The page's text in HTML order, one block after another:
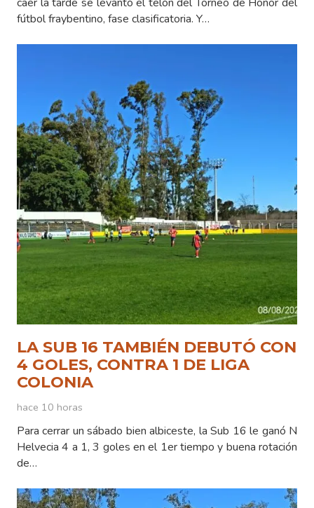
fútbol fraybentino, fase clasificatoria. Y…
LA SUB 16 TAMBIÉN DEBUTÓ CON
4 GOLES, CONTRA 1 DE LIGA
COLONIA
hace 10 horas
Para cerrar un sábado bien albiceste, la Sub 16 le ganó N
Helvecia 4 a 1, 3 goles en el 1er tiempo y buena rotación
de…